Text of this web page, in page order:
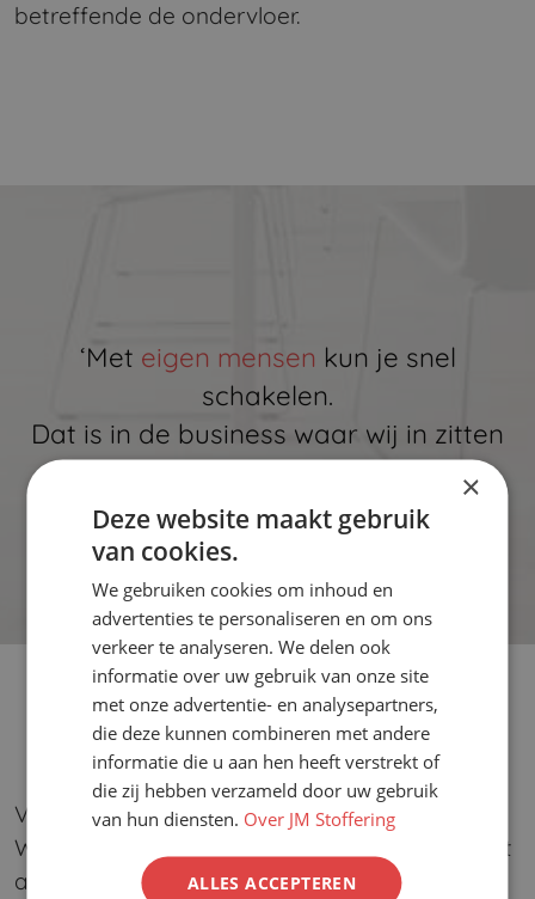
betreffende de ondervloer.
‘Met eigen mensen kun je snel
schakelen.
Dat is in de business waar wij in zitten
Vakmanschap
Wij staan voor echt vakwerk. Dat betekent niet
alleen het leggen van vloeren, maar ook het
×
Deze website maakt gebruik
van cookies.
We gebruiken cookies om inhoud en
advertenties te personaliseren en om ons
verkeer te analyseren. We delen ook
informatie over uw gebruik van onze site
met onze advertentie- en analysepartners,
die deze kunnen combineren met andere
informatie die u aan hen heeft verstrekt of
die zij hebben verzameld door uw gebruik
van hun diensten. Over JM Stoffering
ALLES ACCEPTEREN